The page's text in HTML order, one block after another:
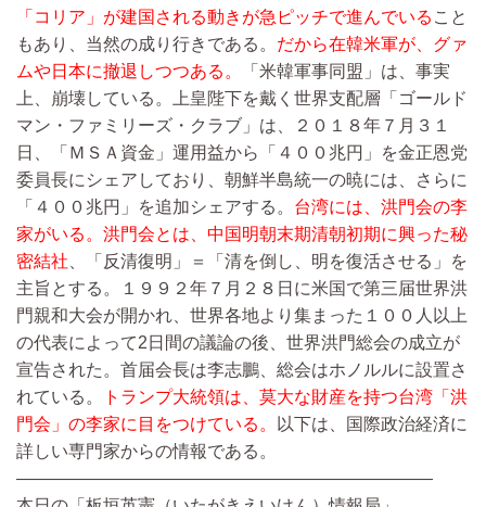
「コリア」が建国される動きが急ピッチで進んでいる こと
もあり、当然の成り行きである。 だから在韓米軍が、グァ
ムや日本に撤退しつつある。
「米韓軍事同盟」は、事実
上、崩壊している。上皇陛下を戴く世界支配層「ゴールド
マン・ファミリーズ・クラブ」は、２０１８年７月３１
日、「ＭＳＡ資金」運用益から「４００兆円」を金正恩党
委員長にシェアしており、朝鮮半島統一の暁には、さらに
「４００兆円」を追加シェアする。 台湾には、洪門会の李
家がいる。洪門会とは、中国明朝末期清朝初期に興った秘
密結社 、「反清復明」＝「清を倒し、明を復活させる」を
主旨とする。１９９２年７月２８日に米国で第三届世界洪
門親和大会が開かれ、世界各地より集まった１００人以上
の代表によって2日間の議論の後、世界洪門総会の成立が
宣告された。首届会長は李志鵬、総会はホノルルに設置さ
れている。
トランプ大統領は、莫大な財産を持つ台湾「洪
門会」の李家に目をつけている。
以下は、国際政治経済に
詳しい専門家からの情報である。
————————————————————————